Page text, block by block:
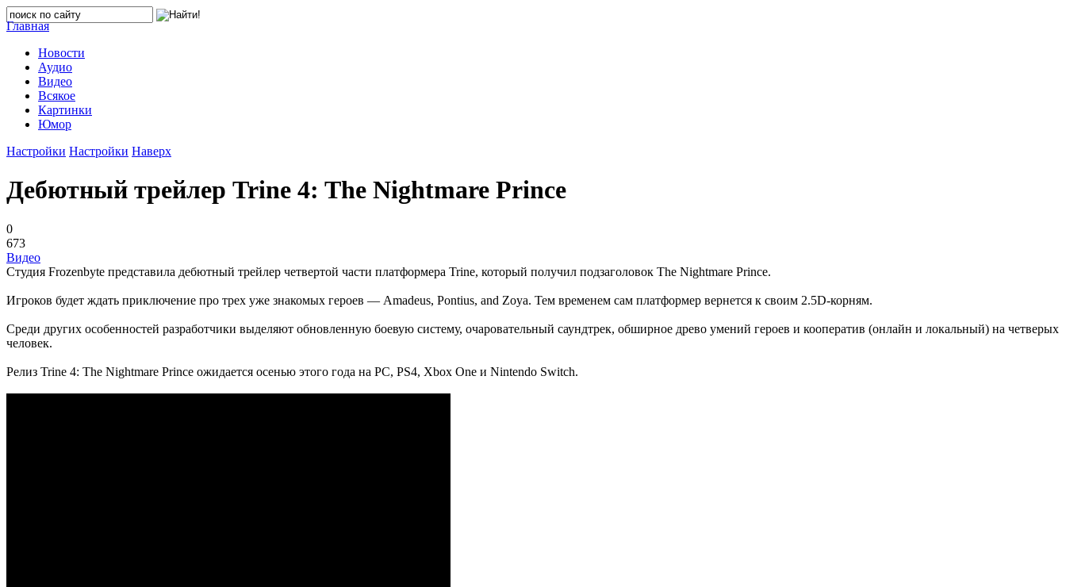
Главная
Новости
Аудио
Видео
Всякое
Картинки
Юмор
Настройки Настройки Наверх
Дебютный трейлер Trine 4: The Nightmare Prince
0
673
Видео
Студия Frozenbyte представила дебютный трейлер четвертой части платформера Trine, который получил подзаголовок The Nightmare Prince.
Игроков будет ждать приключение про трех уже знакомых героев — Amadeus, Pontius, and Zoya. Тем временем сам платформер вернется к своим 2.5D-корням.
Среди других особенностей разработчики выделяют обновленную боевую систему, очаровательный саундтрек, обширное древо умений героев и кооператив (онлайн и локальный) на четверых
человек.
Релиз Trine 4: The Nightmare Prince ожидается осенью этого года на PC, PS4, Xbox One и Nintendo Switch.